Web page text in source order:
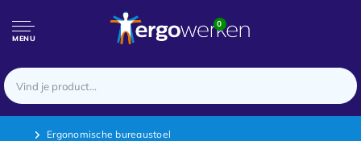
MENU
0
Ergonomische bureaustoel